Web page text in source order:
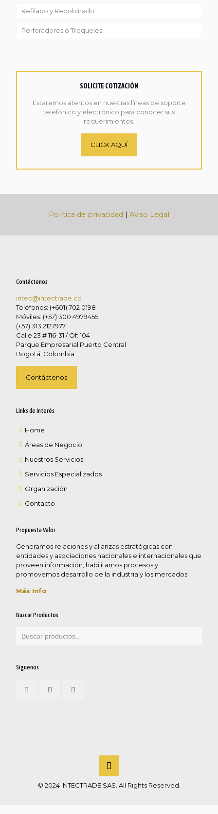
Refilado y Rebobinado
Perforadores o Troqueles
SOLICITE COTIZACIÓN
Estaremos atentos en nuestras líneas de soporte
telefónico y electrónico para conocer sus
requerimientos.
CLICK AQUÍ
Política de privacidad | Aviso Legal
Contáctenos
intec@intectrade.co
Teléfonos: (+601) 702 0198
Móviles: (+57) 300 4979455
(+57) 313 2127977
Calle 23 # 116-31 / Of: 104
Parque Empresarial Puerto Central
Bogotá, Colombia
Contáctenos
Links de Interés
Home
Áreas de Negocio
Nuestros Servicios
Servicios Especializados
Organización
Contacto
Propuesta Valor
Generamos relaciones y alianzas estratégicas con
entidades y asociaciones nacionales e internacionales que
proveen información, habilitamos procesos y
promovemos desarrollo de la industria y los mercados.
Más Info
Buscar Productos
Síguenos
© 2024 INTECTRADE SAS. All Rights Reserved.